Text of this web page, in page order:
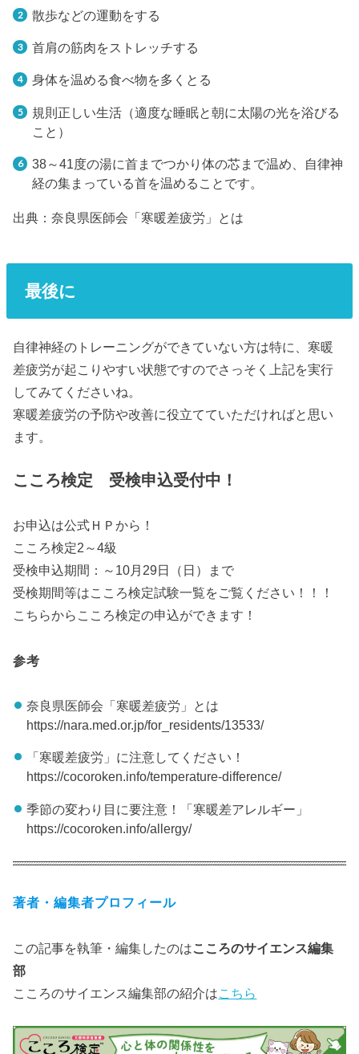
散歩などの運動をする
首肩の筋肉をストレッチする
身体を温める食べ物を多くとる
規則正しい生活（適度な睡眠と朝に太陽の光を浴びる
こと）
38～41度の湯に首までつかり体の芯まで温め、自律神
経の集まっている首を温めることです。
出典：奈良県医師会「寒暖差疲労」とは
最後に
自律神経のトレーニングができていない方は特に、寒暖
差疲労が起こりやすい状態ですのでさっそく上記を実行
してみてくださいね。
寒暖差疲労の予防や改善に役立てていただければと思い
ます。
こころ検定 受検申込受付中！
お申込は公式ＨＰから！
こころ検定2～4級
受検申込期間：～10月29日（日）まで
受検期間等はこころ検定試験一覧をご覧ください！！！
こちらからこころ検定の申込ができます！
参考
奈良県医師会「寒暖差疲労」とは
https://nara.med.or.jp/for_residents/13533/
「寒暖差疲労」に注意してください！
https://cocoroken.info/temperature-difference/
季節の変わり目に要注意！「寒暖差アレルギー」
https://cocoroken.info/allergy/
著者・編集者プロフィール
この記事を執筆・編集したのはこころのサイエンス編集
部
こころのサイエンス編集部の紹介はこちら